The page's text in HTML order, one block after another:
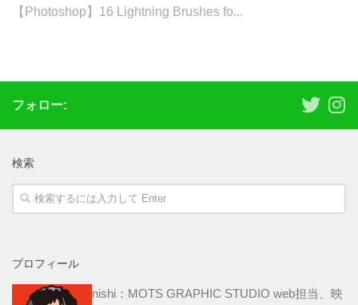
【Photoshop】16 Lightning Brushes fo...
フォロー:
検索
プロフィール
nishi：MOTS GRAPHIC STUDIO web担当、映